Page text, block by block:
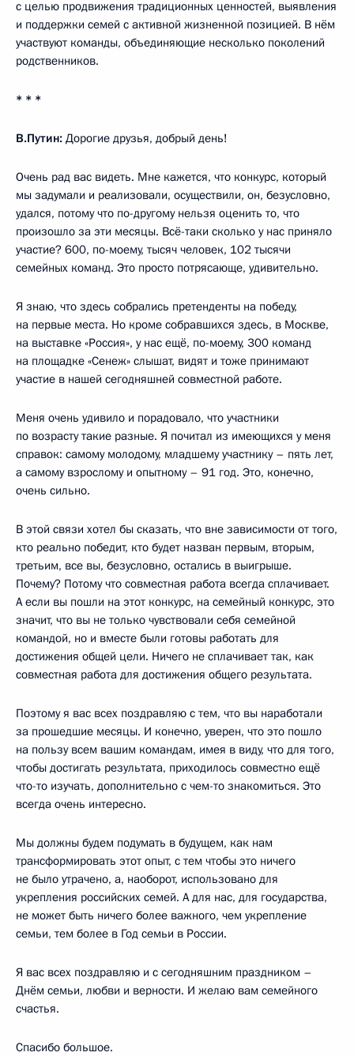
с целью продвижения традиционных ценностей, выявления
и поддержки семей с активной жизненной позицией. В нём
участвуют команды, объединяющие несколько поколений
родственников.
* * *
В.Путин: Дорогие друзья, добрый день!
Очень рад вас видеть. Мне кажется, что конкурс, который
мы задумали и реализовали, осуществили, он, безусловно,
удался, потому что по-другому нельзя оценить то, что
произошло за эти месяцы. Всё-таки сколько у нас приняло
участие? 600, по-моему, тысяч человек, 102 тысячи
семейных команд. Это просто потрясающе, удивительно.
Я знаю, что здесь собрались претенденты на победу,
на первые места. Но кроме собравшихся здесь, в Москве,
на выставке «Россия», у нас ещё, по-моему, 300 команд
на площадке «Сенеж» слышат, видят и тоже принимают
участие в нашей сегодняшней совместной работе.
Меня очень удивило и порадовало, что участники
по возрасту такие разные. Я почитал из имеющихся у меня
справок: самому молодому, младшему участнику – пять лет,
а самому взрослому и опытному – 91 год. Это, конечно,
очень сильно.
В этой связи хотел бы сказать, что вне зависимости от того,
кто реально победит, кто будет назван первым, вторым,
третьим, все вы, безусловно, остались в выигрыше.
Почему? Потому что совместная работа всегда сплачивает.
А если вы пошли на этот конкурс, на семейный конкурс, это
значит, что вы не только чувствовали себя семейной
командой, но и вместе были готовы работать для
достижения общей цели. Ничего не сплачивает так, как
совместная работа для достижения общего результата.
Поэтому я вас всех поздравляю с тем, что вы наработали
за прошедшие месяцы. И конечно, уверен, что это пошло
на пользу всем вашим командам, имея в виду, что для того,
чтобы достигать результата, приходилось совместно ещё
что-то изучать, дополнительно с чем-то знакомиться. Это
всегда очень интересно.
Мы должны будем подумать в будущем, как нам
трансформировать этот опыт, с тем чтобы это ничего
не было утрачено, а, наоборот, использовано для
укрепления российских семей. А для нас, для государства,
не может быть ничего более важного, чем укрепление
семьи, тем более в Год семьи в России.
Я вас всех поздравляю и с сегодняшним праздником –
Днём семьи, любви и верности. И желаю вам семейного
счастья.
Спасибо большое.